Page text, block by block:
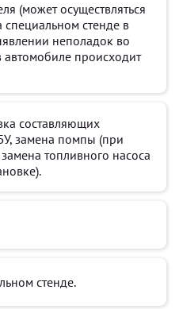
(может осуществляться
стенде в
неполадок во
автомобиле происходит
составляющих
замена помпы (при
топливного насоса
стенде.